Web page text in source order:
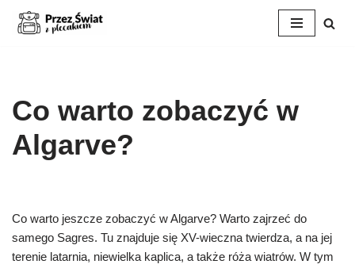
Co warto zobaczyć w
Algarve?
Co warto jeszcze zobaczyć w Algarve? Warto zajrzeć do
samego Sagres. Tu znajduje się XV-wieczna twierdza, a na jej
terenie latarnia, niewielka kaplica, a także róża wiatrów. W tym